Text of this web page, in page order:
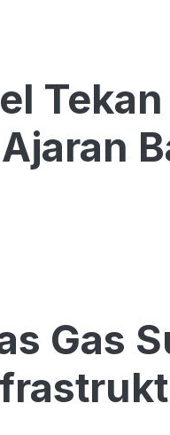
Gas